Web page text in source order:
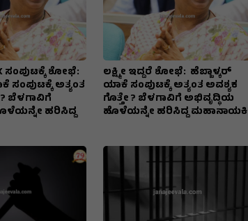
ಸಂಪುಟಕ್ಕೆ ಶೋಭೆ:
ಸಂಪುಟಕ್ಕೆ ಅತ್ಯಂತ
? ಬೆಳಗಾವಿಗೆ
ಹರಿಸಿದ್ದ
ಲಕ್ಷ್ಮೀ ಇದ್ದರೆ ಶೋಭೆ: ಹೆಬ್ಬಾಳ್ಕರ್
ಯಾಕೆ ಸಂಪುಟಕ್ಕೆ ಅತ್ಯಂತ ಅವಶ್ಯಕ
ಗೊತ್ತೇ ? ಬೆಳಗಾವಿಗೆ ಅಭಿವೃದ್ಧಿಯ
ಹೊಳೆಯನ್ನೇ ಹರಿಸಿದ್ದ ಮಹಾನಾಯಕಿ